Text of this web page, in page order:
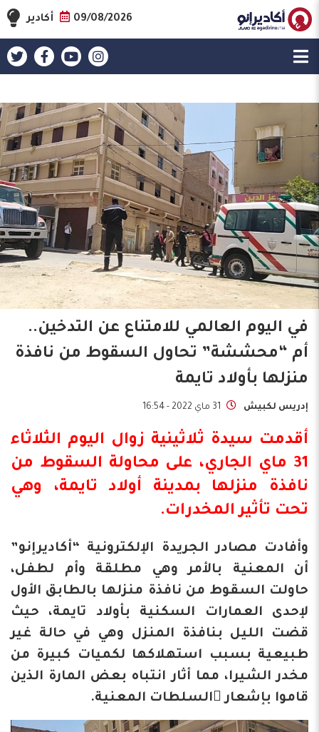
09/08/2026 أكادير
في اليوم العالمي للامتناع عن التدخين..
أم “محششة” تحاول السقوط من نافذة
منزلها بأولاد تايمة
إدريس لكبيش 31 ماي 2022 - 16:54
أقدمت سيدة ثلاثينية زوال اليوم الثلاثاء
31 ماي الجاري، على محاولة السقوط من
نافذة منزلها بمدينة أولاد تايمة، وهي
تحت تأثير المخدرات.
وأفادت مصادر الجريدة الإلكترونية “أكاديرإنو”
أن المعنية بالأمر وهي مطلقة وأم لطفل،
حاولت السقوط من نافذة منزلها بالطابق الأول
لإحدى العمارات السكنية بأولاد تايمة، حيث
قضت الليل بنافذة المنزل وهي في حالة غير
طبيعية بسبب استهلاكها لكميات كبيرة من
مخدر الشيرا، مما أثار انتباه بعض المارة الذين
قاموا بإشعار َالسلطات المعنية.